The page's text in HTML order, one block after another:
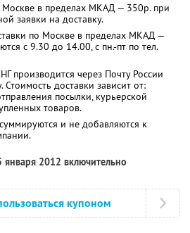
Москве в пределах МКАД — 350р. при
заявки на доставку.
по Москве в пределах МКАД —
с 9.30 до 14.00, с пн.-пт по тел.
производится через Почту России
доставки зависит от:
посылки, курьерской
товаров.
и не добавляются к
января 2012 включительно
купоном